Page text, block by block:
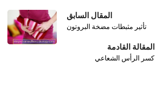
المقال السابق
تأثير مثبطات مضخة البروتون
المقالة القادمة
كسر الرأس الشعاعي